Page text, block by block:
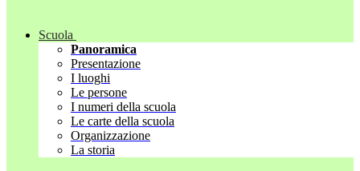
Scuola
Panoramica
Presentazione
I luoghi
Le persone
I numeri della scuola
Le carte della scuola
Organizzazione
La storia